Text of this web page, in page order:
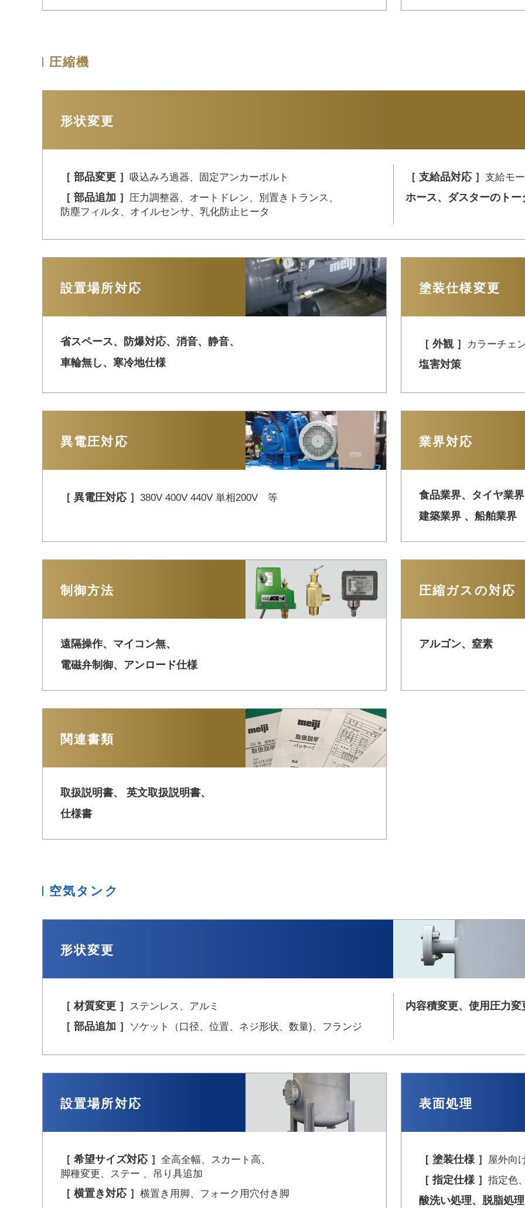
圧縮機
形状変更
［ 部品変更 ］ 吸込みろ過器、 固定アンカーボルト
［ 部品追加 ］ 圧力調整器、オートドレン、
別置きトランス、
防塵フィルタ、 オイルセンサ、乳化防止ヒータ
［ 支給品対応 ］ 支給モ
ホース、ダスターのトー
設置場所対応
省スペース、防爆対応、消音、 静音、
車輪無し、寒冷地仕様
塗装仕様変更
［ 外観 ］ カラーチェ
塩害対策
異電圧対応
［ 異電圧対応 ］ 380V 400V 440V 単相200V 等
業界対応
食品業界、タイヤ業
建築業界 、船舶業界
制御方法
遠隔操作、マイコン無、
電磁弁制御、 アンロード仕様
圧縮ガスの対応
アルゴン、窒素
関連書類
取扱説明書、 英文取扱説明書、
仕様書
空気タンク
形状変更
［ 材質変更 ］ ステンレス、アルミ
［ 部品追加 ］ ソケット （口径、位置、ネジ形状、数量)、 フランジ
内容積変更、使用圧力変
設置場所対応
［ 希望サイズ対応 ］ 全高全幅、 スカート高、
脚種変更、ステー 、
吊り具追加
［ 横置き対応 ］ 横置き用脚、 フォーク用穴付き脚
表面処理
［ 塗装仕様 ］ 屋外向
［ 指定仕様 ］ 指定色
酸洗い処理、脱脂処理